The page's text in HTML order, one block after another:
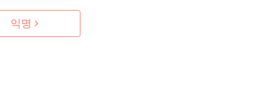
익명